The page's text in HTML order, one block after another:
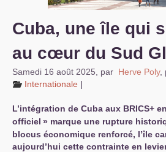
Cuba, une île qui
au cœur du Sud
Samedi 16 août 2025 par Herve Poly,
Internationale |
L’intégration de Cuba aux BRICS+
officiel » marque une rupture
blocus économique renforcé, l’île
aujourd’hui cette contrainte en